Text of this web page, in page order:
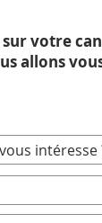
votre
allons